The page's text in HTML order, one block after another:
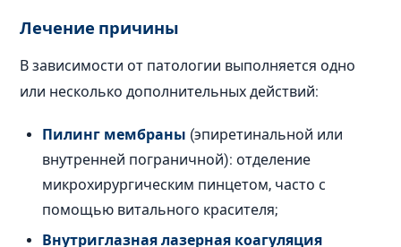
Лечение причины
В зависимости от патологии выполняется одно
или несколько дополнительных действий:
Пилинг мембраны (эпиретинальной или
внутренней пограничной): отделение
микрохирургическим пинцетом, часто с
помощью витального красителя;
Внутриглазная лазерная коагуляция